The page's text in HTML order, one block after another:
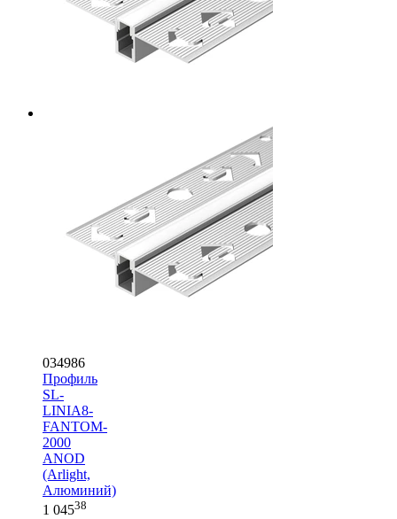
034986
Профиль
SL-
LINIA8-
FANTOM-
2000
ANOD
(Arlight,
Алюминий)
1 04538